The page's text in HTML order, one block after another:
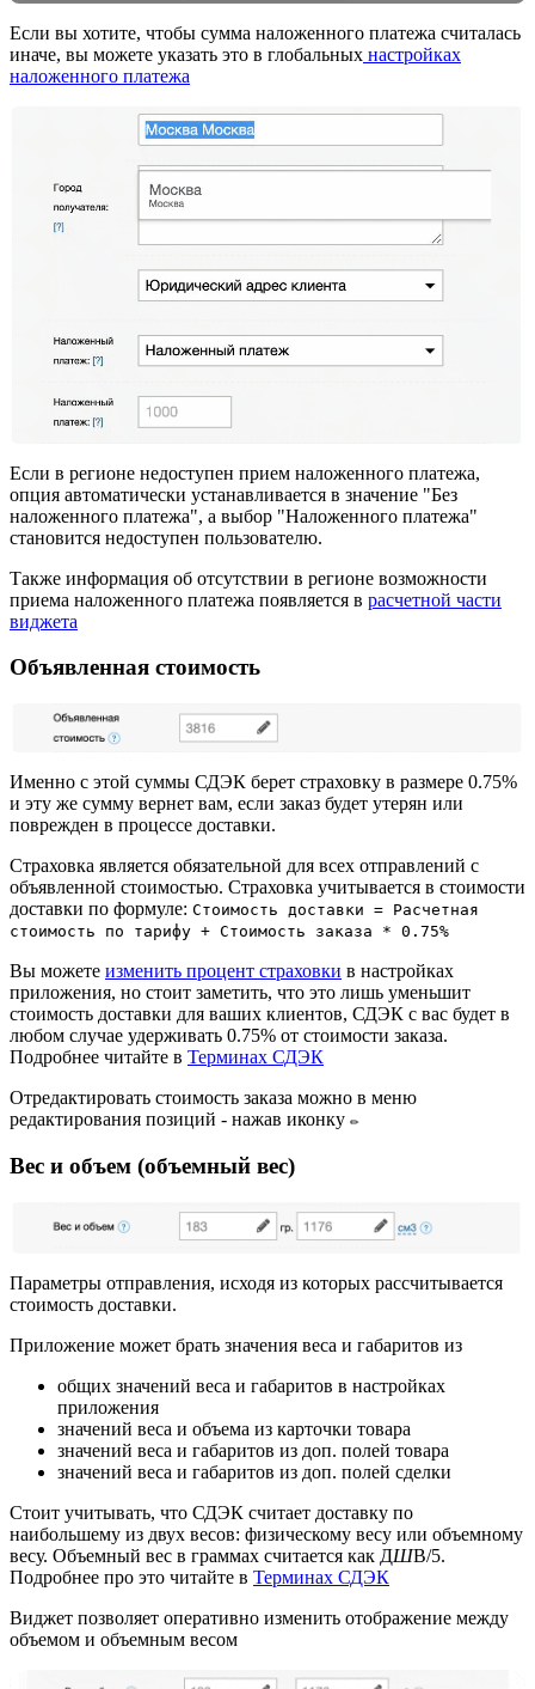
Если вы хотите, чтобы сумма наложенного платежа считалась
иначе, вы можете указать это в глобальных настройках
наложенного платежа
Если в регионе недоступен прием наложенного платежа,
опция автоматически устанавливается в значение "Без
наложенного платежа", а выбор "Наложенного платежа"
становится недоступен пользователю.
Также информация об отсутствии в регионе возможности
приема наложенного платежа появляется в расчетной части
виджета
Объявленная стоимость
Именно с этой суммы СДЭК берет страховку в размере 0.75%
и эту же сумму вернет вам, если заказ будет утерян или
поврежден в процессе доставки.
Страховка является обязательной для всех отправлений с
объявленной стоимостью. Страховка учитывается в стоимости
доставки по формуле: Стоимость доставки = Расчетная
стоимость по тарифу + Стоимость заказа * 0.75%
Вы можете изменить процент страховки в настройках
приложения, но стоит заметить, что это лишь уменьшит
стоимость доставки для ваших клиентов, СДЭК с вас будет в
любом случае удерживать 0.75% от стоимости заказа.
Подробнее читайте в Терминах СДЭК
Отредактировать стоимость заказа можно в меню
редактирования позиций - нажав иконку ✏️
Вес и объем (объемный вес)
Параметры отправления, исходя из которых рассчитывается
стоимость доставки.
Приложение может брать значения веса и габаритов из
общих значений веса и габаритов в настройках
приложения
значений веса и объема из карточки товара
значений веса и габаритов из доп. полей товара
значений веса и габаритов из доп. полей сделки
Стоит учитывать, что СДЭК считает доставку по
наибольшему из двух весов: физическому весу или объемному
весу. Объемный вес в граммах считается как ДШВ/5.
Подробнее про это читайте в Терминах СДЭК
Виджет позволяет оперативно изменить отображение между
объемом и объемным весом